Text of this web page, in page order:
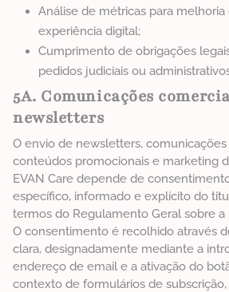
Análise de métricas para
experiência digital;
Cumprimento de obrigações
pedidos judiciais ou
5A. Comunicações
newsletters
O envio de newsletters, comunicações
conteúdos promocionais e marketing
EVAN Care depende de
específico, informado e explícito do
termos do Regulamento Geral sobre a
O consentimento é recolhido através
clara, designadamente mediante a
endereço de email e a ativação do
contexto de formulários de